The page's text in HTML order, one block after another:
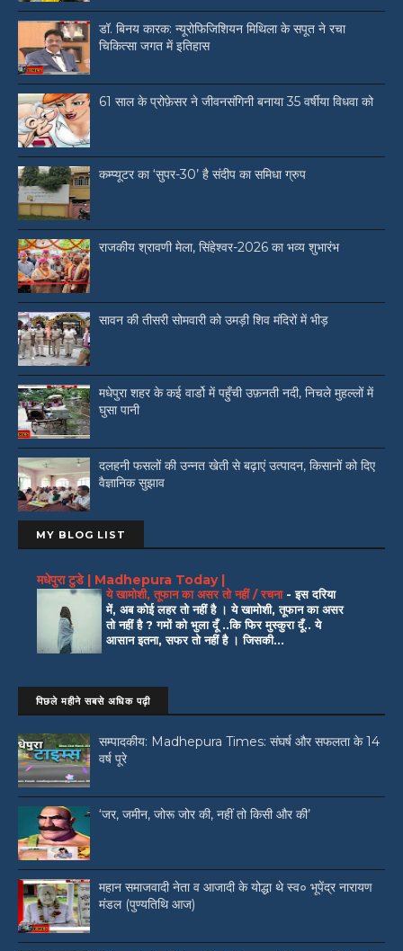
डॉ. बिनय कारक: न्यूरोफिजिशियन मिथिला के सपूत ने रचा
चिकित्सा जगत में इतिहास
61 साल के प्रोफ़ेसर ने जीवनसंगिनी बनाया 35 वर्षीया विधवा को
कम्प्यूटर का ‘सुपर-30’ है संदीप का समिधा ग्रुप
राजकीय श्रावणी मेला, सिंहेश्वर-2026 का भव्य शुभारंभ
सावन की तीसरी सोमवारी को उमड़ी शिव मंदिरों में भीड़
मधेपुरा शहर के कई वार्डो में पहुँची उफ़नती नदी, निचले मुहल्लों में
घुसा पानी
दलहनी फसलों की उन्नत खेती से बढ़ाएं उत्पादन, किसानों को दिए
वैज्ञानिक सुझाव
MY BLOG LIST
मधेपुरा टुडे | Madhepura Today |
ये खामोशी, तूफान का असर तो नहीं / रचना -इस दरिया
में, अब कोई लहर तो नहीं है । ये खामोशी, तूफान का असर
तो नहीं है ? गमों को भुला दूँ ..कि फिर मुस्कुरा दूँ.. ये
आसान इतना, सफर तो नहीं है । जिसकी...
पिछले महीने सबसे अधिक पढ़ी
सम्पादकीय: Madhepura Times: संघर्ष और सफलता के 14
वर्ष पूरे
‘जर, जमीन, जोरू जोर की, नहीं तो किसी और की’
महान समाजवादी नेता व आजादी के योद्धा थे स्व० भूपेंद्र नारायण
मंडल (पुण्यतिथि आज)